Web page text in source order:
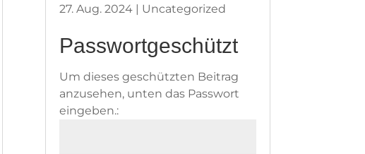
27. Aug. 2024| Uncategorized
Passwortgeschützt
Um dieses geschützten Beitrag
anzusehen, unten das Passwort
eingeben.: